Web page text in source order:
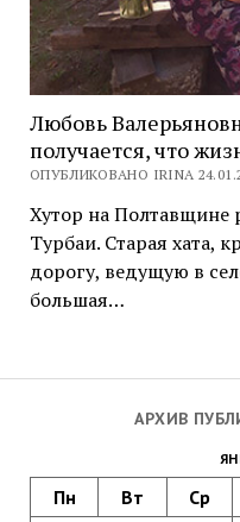
АРХИВ
Пн Вт Ср
Любовь
получается, что
ОПУБЛИКОВАНО IRINA
Хутор на
Турбаи. Старая хата,
дорогу, ведущую в
большая…